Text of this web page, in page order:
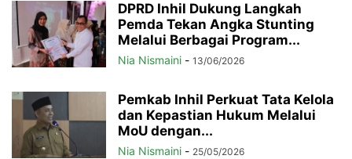
DPRD Inhil Dukung Langkah
Pemda Tekan Angka Stunting
Melalui Berbagai Program...
Nia Nismaini - 13/06/2026
Pemkab Inhil Perkuat Tata Kelola
dan Kepastian Hukum Melalui
MoU dengan...
Nia Nismaini - 25/05/2026